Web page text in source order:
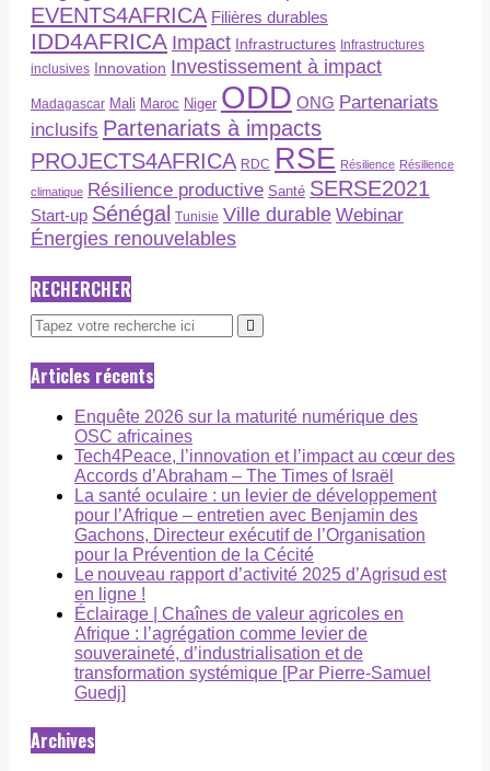
EVENTS4AFRICA Filières durables
IDD4AFRICA Impact Infrastructures Infrastructures
inclusives Innovation Investissement à impact
Madagascar Mali Maroc Niger ODD ONG Partenariats
inclusifs Partenariats à impacts
PROJECTS4AFRICA RDC RSE Résilience Résilience
climatique Résilience productive Santé SERSE2021
Start-up Sénégal Tunisie Ville durable Webinar
Énergies renouvelables
RECHERCHER
Articles récents
Enquête 2026 sur la maturité numérique des
OSC africaines
Tech4Peace, l’innovation et l’impact au cœur des
Accords d’Abraham – The Times of Israël
La santé oculaire : un levier de développement
pour l’Afrique – entretien avec Benjamin des
Gachons, Directeur exécutif de l’Organisation
pour la Prévention de la Cécité
Le nouveau rapport d’activité 2025 d’Agrisud est
en ligne !
Éclairage | Chaînes de valeur agricoles en
Afrique : l’agrégation comme levier de
souveraineté, d’industrialisation et de
transformation systémique [Par Pierre-Samuel
Guedj]
Archives